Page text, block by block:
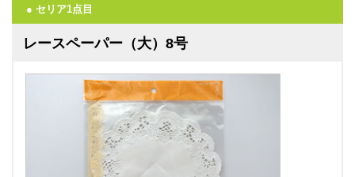
● セリア1点目
レースペーパー（大）8号